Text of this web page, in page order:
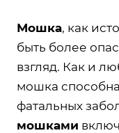
Мошка, как
быть более
взгляд. Как и
мошка
фатальных
мошками